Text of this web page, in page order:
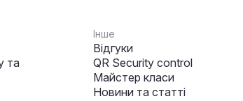
та
Інше
Відгуки
QR Security control
Майстер класи
Новини та статті